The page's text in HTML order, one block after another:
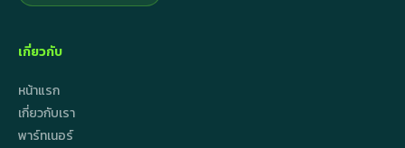
เกี่ยวกับ
หน้าแรก
เกี่ยวกับเรา
พาร์ทเนอร์